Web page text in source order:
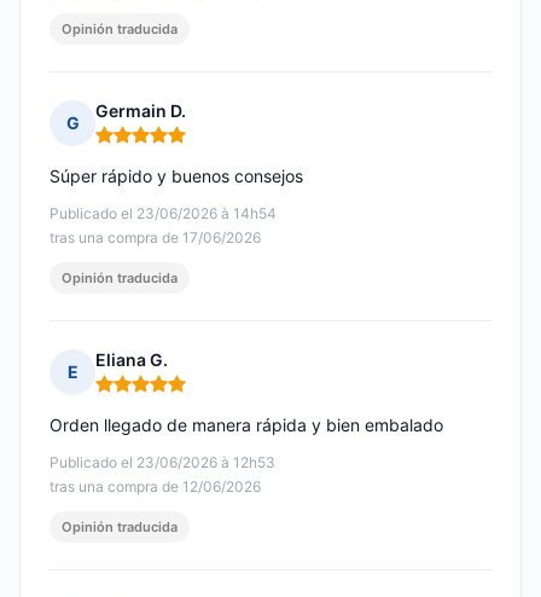
Opinión traducida
G
Germain D.
Nota: 5 de 5
Publicado el 23/06/2026 à 14h54
tras una compra de 17/06/2026
Súper rápido y buenos consejos
Opinión traducida
E
Eliana G.
Nota: 5 de 5
Publicado el 23/06/2026 à 12h53
tras una compra de 12/06/2026
Orden llegado de manera rápida y bien embalado
Opinión traducida